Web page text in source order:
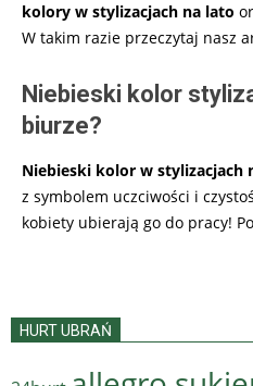
kolory w stylizacjach na lato
W takim razie przeczytaj nasz
Niebieski kolor
biurze?
Niebieski kolor w stylizacjach
z symbolem uczciwości i
kobiety ubierają go do pracy!
HURT UBRAŃ